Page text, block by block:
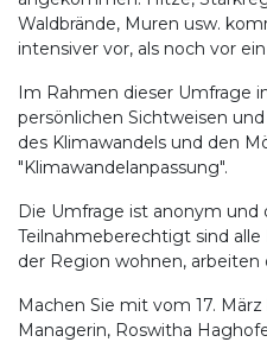
Waldbrände, Muren usw.
intensiver vor, als noch vor
Im Rahmen dieser Umfrage
persönlichen Sichtweisen
des Klimawandels und den
"Klimawandelanpassung".
Die Umfrage ist anonym und
Teilnahmeberechtigt sind alle
der Region wohnen, arbeiten
Machen Sie mit vom 17. März
Managerin, Roswitha